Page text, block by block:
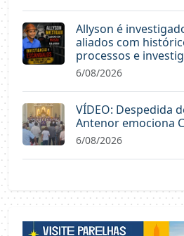
Allyson é
aliados com
processos e
6/08/2026
VÍDEO: Despedida
Antenor emociona
6/08/2026